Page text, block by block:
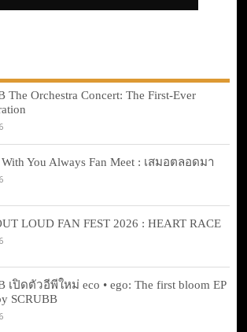
The Orchestra Concert: The First-Ever
You Always Fan Meet : เสมอตลอดมา
LOUD FAN FEST 2026 : HEART RACE
เปิดตัวอีพีใหม่ eco • ego: The first bloom EP
SCRUBB